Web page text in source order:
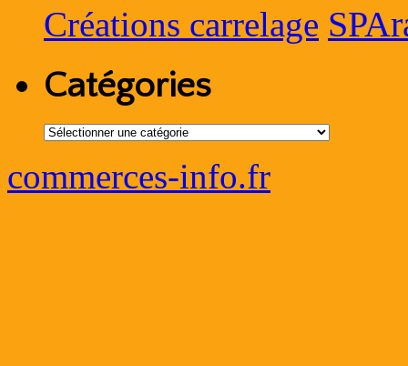
Créations carrelage
Catégories
Catégories
commerces-info.fr